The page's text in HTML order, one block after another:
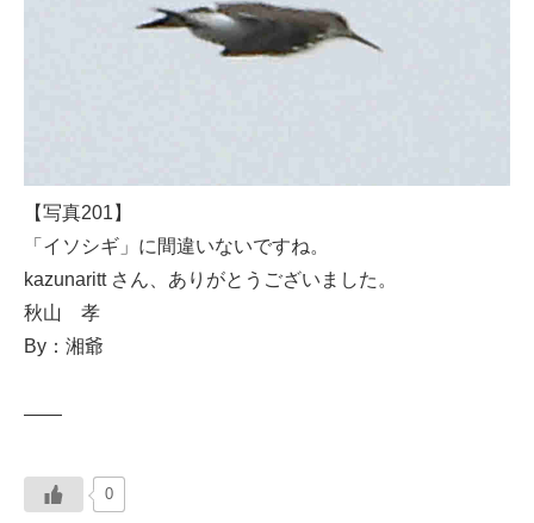
【写真201】
「イソシギ」に間違いないですね。
kazunaritt さん、ありがとうございました。
秋山 孝
By：湘爺
——
0